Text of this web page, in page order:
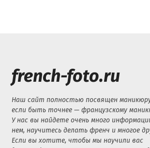
french-foto.ru
Наш сайт полностью посвящен
если быть точнее — французскому
У нас вы найдете очень много
нем, научитесь делать френч и многое
Если вы хотите, чтобы мы научили вас